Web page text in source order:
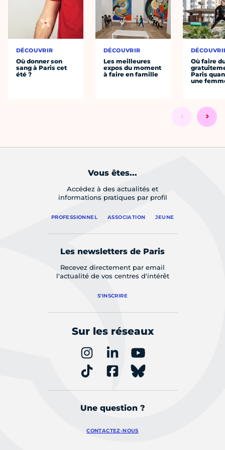
DÉCOUVRIR
Où donner son
sang à Paris cet
été ?
DÉCOUVRIR
Les meilleures
expos du moment
à faire en famille
Où faire
Paris
une
Vous êtes...
Accédez à des actualités et
informations pratiques par profil
PROFESSIONNEL ASSOCIATION JEUNE
Les newsletters de Paris
Recevez directement par email
l'actualité de vos centres d'intérêt
S'INSCRIRE
Sur les réseaux
Une question ?
CONTACTEZ-NOUS